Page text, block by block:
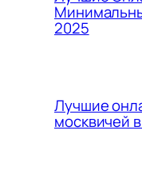
2025
Лучшие
москвичей